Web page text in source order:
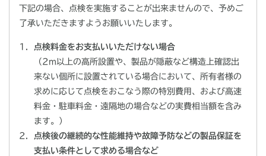
下記の場合、点検を実施することが出来ませんので、予めご
了承いただきますようお願いいたします。
点検料金をお支払いいただけない場合
（2m以上の高所設置や、製品が隠蔽など構造上確認出
来ない個所に設置されている場合において、所有者様の
求めに応じて点検をおこなう際の特別費用、および高速
料金・駐車料金・遠隔地の場合などの実費相当額を含み
ます。）
点検後の継続的な性能維持や故障予防などの製品保証を
支払い条件として求める場合など